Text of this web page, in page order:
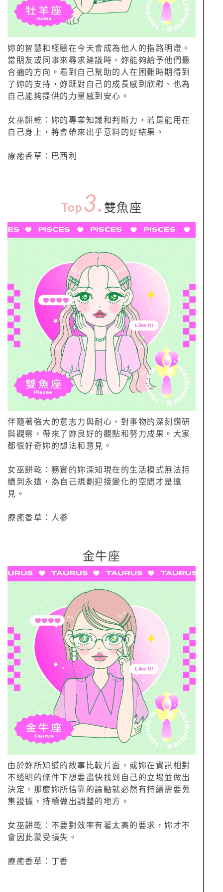
妳的智慧和經驗在今天會成為他人的指路明燈。
當朋友或同事來尋求建議時，妳能夠給予他們最
合適的方向。看到自己幫助的人在困難時期得到
了妳的支持，妳既對自己的成長感到欣慰、也為
自己能夠提供的力量感到安心。
女巫餅乾：妳的專業知識和判斷力，若是能用在
自己身上，將會帶來出乎意料的好結果。
療癒香草：巴西利
Top 3. 雙魚座
伴隨著強大的意志力與耐心，對事物的深刻鑽研
與觀察，帶來了妳良好的觀點和努力成果。大家
都很好奇妳的想法和意見。
女巫餅乾：務實的妳深知現在的生活模式無法持
續到永遠，為自己規劃迎接變化的空間才是遠
見。
療癒香草：人蔘
金牛座
由於妳所知道的故事比較片面，或妳在資訊相對
不透明的條件下想要盡快找到自己的立場並做出
決定，那麼妳所信靠的論點就必然有持續需要蒐
集證據，持續做出調整的地方。
女巫餅乾：不要對效率有著太高的要求，妳才不
會因此蒙受損失。
療癒香草：丁香